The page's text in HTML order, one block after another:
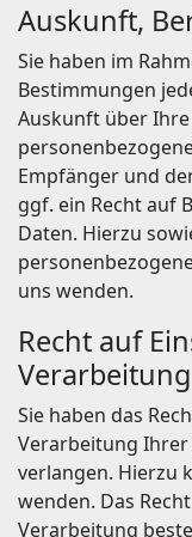
Auskunft,
Sie haben im
Bestimmungen
Auskunft über
Empfänger und
ggf. ein Recht auf
Daten. Hierzu
uns wenden.
Recht auf
Verarbeitung
Sie haben das
Verarbeitung
verlangen. Hierzu
wenden. Das
Verarbeitung